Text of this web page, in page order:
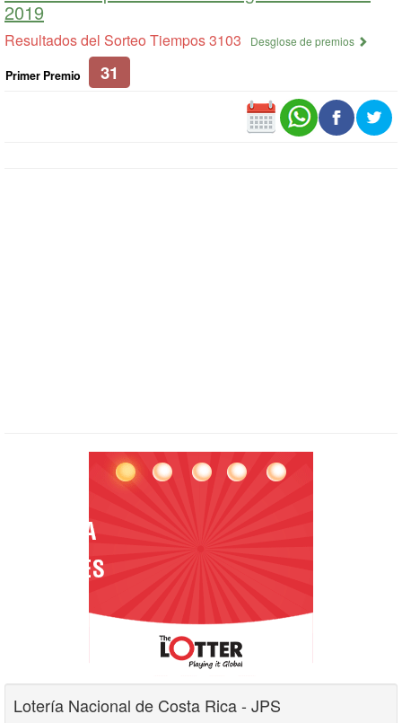
2019
Resultados del Sorteo Tiempos 3103 Desglose de premios
Primer Premio 31
Lotería Nacional de Costa Rica - JPS